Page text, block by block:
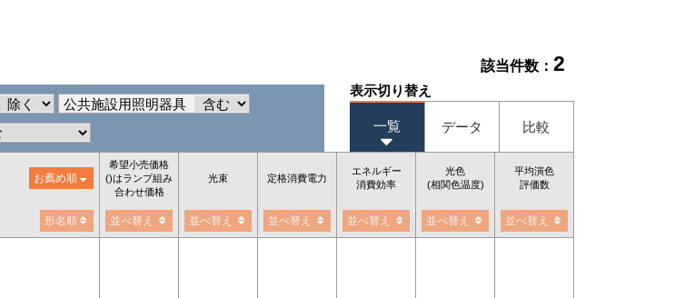
該当件数： 2
公共施設用照明器具
表示切り替え
一覧 データ 比較
お薦め順
希望小売価格
()はランプ組み
合わせ価格
光束 定格消費電力
エネルギー
消費効率
光色
(相関色温度)
平均演色
評価数
形名順 並べ替え 並べ替え 並べ替え 並べ替え 並べ替え 並べ替え